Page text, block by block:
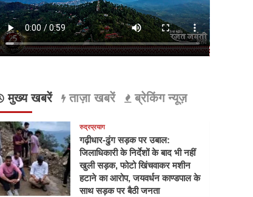
मुख्य खबरें ताज़ा खबरें ब्रेकिंग न्यूज़
रुद्रप्रयाग
गढ़ीधार-ढुंग सड़क पर उबाल:
जिलाधिकारी के निर्देशों के बाद भी नहीं
खुली सड़क, फोटो खिंचवाकर मशीन
हटाने का आरोप, जयवर्धन काण्डपाल के
साथ सड़क पर बैठी जनता